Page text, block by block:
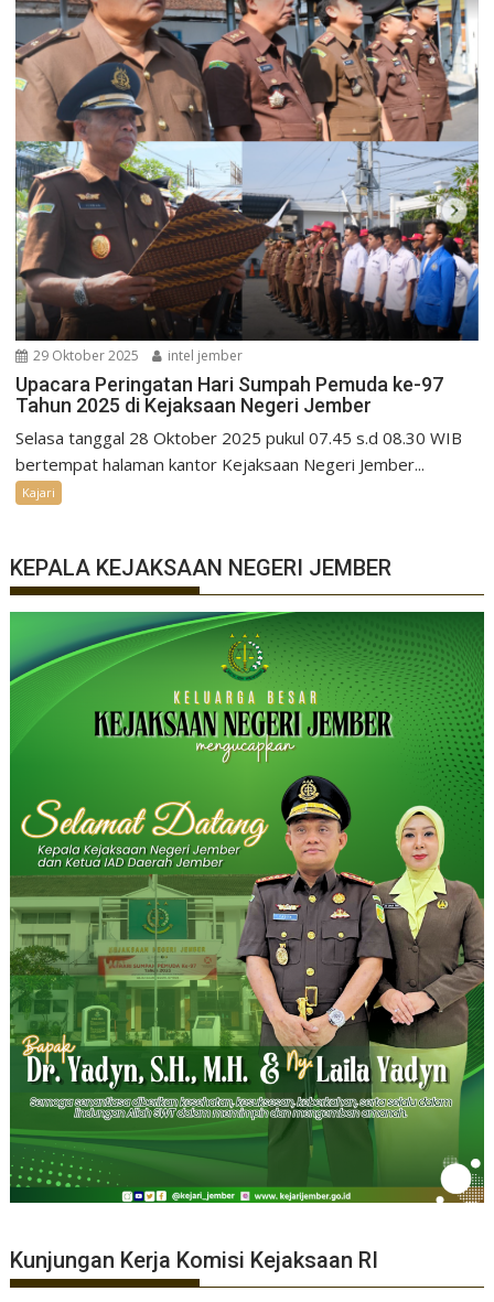
29 Oktober 2025 intel jember
Upacara Peringatan Hari Sumpah Pemuda ke-97
Tahun 2025 di Kejaksaan Negeri Jember
Selasa tanggal 28 Oktober 2025 pukul 07.45 s.d 08.30 WIB
bertempat halaman kantor Kejaksaan Negeri Jember...
Kajari
KEPALA KEJAKSAAN NEGERI JEMBER
Kunjungan Kerja Komisi Kejaksaan RI